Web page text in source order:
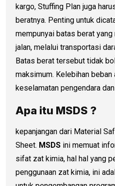
kargo, Stuffing Plan juga
beratnya. Penting untuk
mempunyai batas berat
jalan, melalui transportasi
Batas berat tersebut tidak
maksimum. Kelebihan
keselamatan pengendara
Apa itu MSDS ?
kepanjangan dari Material
Sheet. MSDS ini memuat
sifat zat kimia, hal hal yang
penggunaan zat kimia, ini